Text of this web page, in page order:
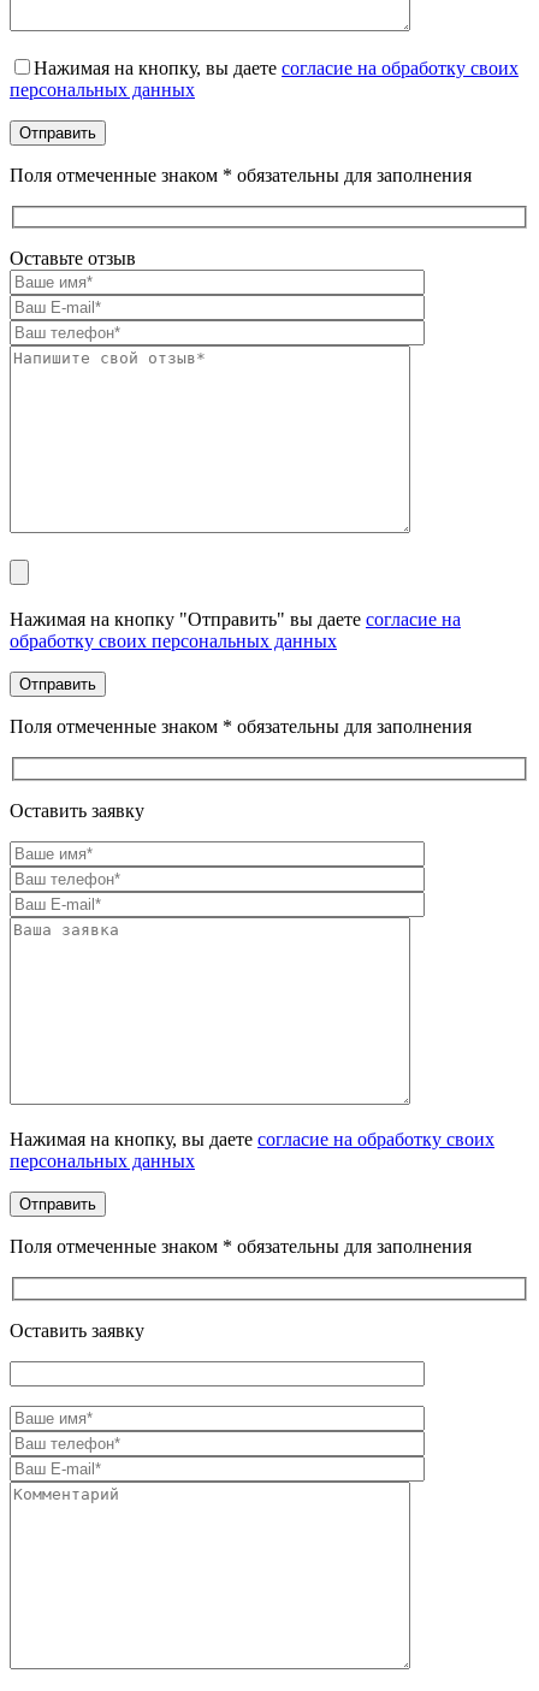
Нажимая на кнопку, вы даете согласие на обработку своих
персональных данных
Поля отмеченные знаком * обязательны для заполнения
Оставьте отзыв
Нажимая на кнопку "Отправить" вы даете согласие на
обработку своих персональных данных
Поля отмеченные знаком * обязательны для заполнения
Оставить заявку
Нажимая на кнопку, вы даете согласие на обработку своих
персональных данных
Поля отмеченные знаком * обязательны для заполнения
Оставить заявку